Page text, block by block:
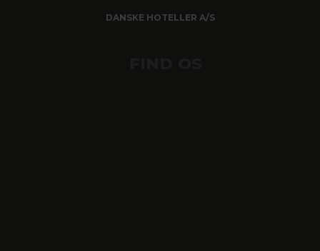
DANSKE HOTELLER A/S